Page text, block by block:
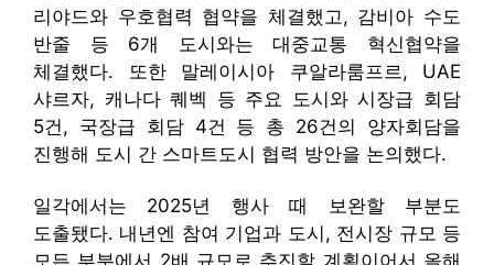
리야드와 우호협력 협약을 체결했고, 감비아 수도
반줄 등 6개 도시와는 대중교통 혁신협약을
체결했다. 또한 말레이시아 쿠알라룸프르, UAE
샤르자, 캐나다 퀘벡 등 주요 도시와 시장급 회담
5건, 국장급 회담 4건 등 총 26건의 양자회담을
진행해 도시 간 스마트도시 협력 방안을 논의했다.
일각에서는 2025년 행사 때 보완할 부분도
도출됐다. 내년엔 참여 기업과 도시, 전시장 규모 등
모든 부분에서 2배 규모로 추진할 계획이어서 올해